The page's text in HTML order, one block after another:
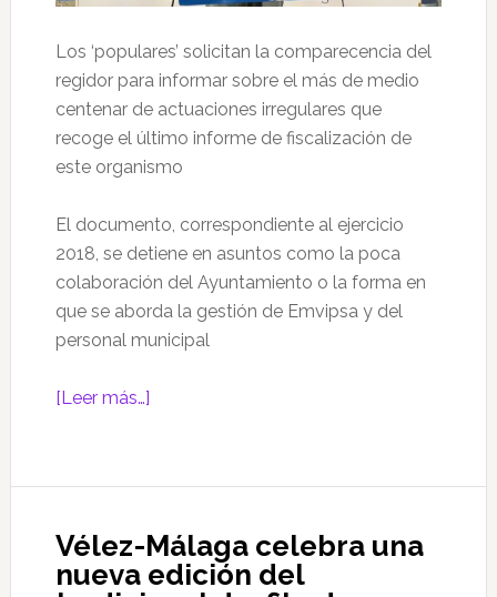
Los ‘populares’ solicitan la comparecencia del
regidor para informar sobre el más de medio
centenar de actuaciones irregulares que
recoge el último informe de fiscalización de
este organismo
El documento, correspondiente al ejercicio
2018, se detiene en asuntos como la poca
colaboración del Ayuntamiento o la forma en
que se aborda la gestión de Emvipsa y del
personal municipal
[Leer más…]acerca
PP
a
Moreno
Vélez-Málaga celebra una
nueva edición del